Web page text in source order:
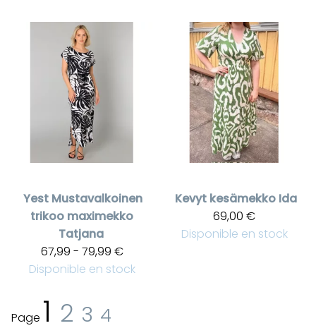
Yest Mustavalkoinen
trikoo maximekko
Tatjana
67,99 - 79,99 €
Disponible en stock
Kevyt kesämekko Ida
69,00 €
Disponible en stock
Page 1 2 3 4